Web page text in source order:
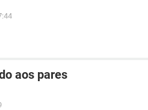
aos pares